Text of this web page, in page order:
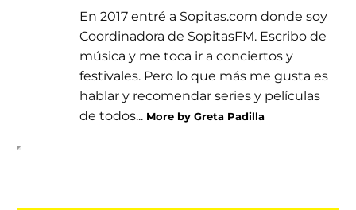
En 2017 entré a Sopitas.com donde soy
Coordinadora de SopitasFM. Escribo de
música y me toca ir a conciertos y
festivales. Pero lo que más me gusta es
hablar y recomendar series y películas
de todos... More by Greta Padilla